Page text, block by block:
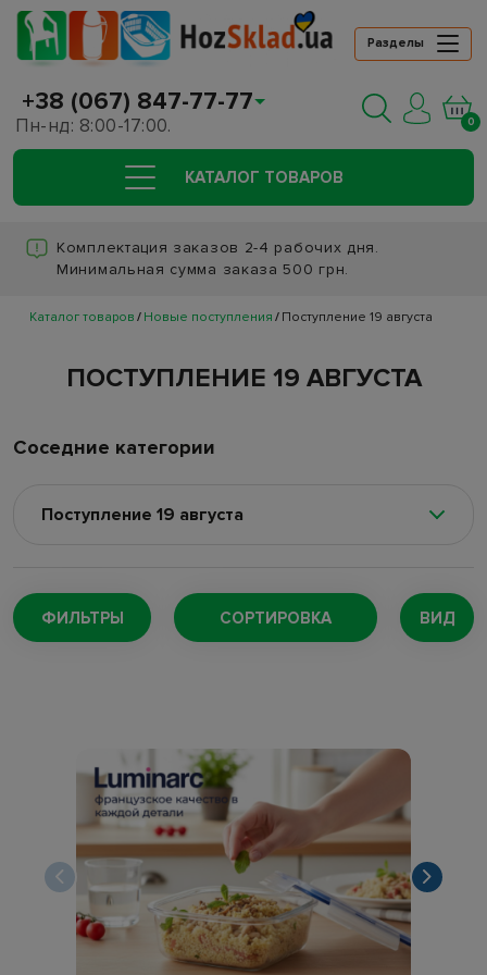
Разделы
+38 (067) 847-77-77
Пн-нд: 8:00-17:00. 0
КАТАЛОГ ТОВАРОВ
Комплектация заказов 2-4 рабочих дня.
Минимальная сумма заказа 500 грн.
Каталог товаров Новые поступления Поступление 19 августа
ПОСТУПЛЕНИЕ 19 АВГУСТА
Соседние категории
Поступление 19 августа
Поступление 5 августа
Поступление 4 августа(220)
Поступление 24 июля(73)
Поступление 22 июля (169)
Поступление 18 июля(132)
Поступление 16 июля(109)
Поступление 11 июля(189)
ФИЛЬТРЫ СОРТИРОВКА ВИД